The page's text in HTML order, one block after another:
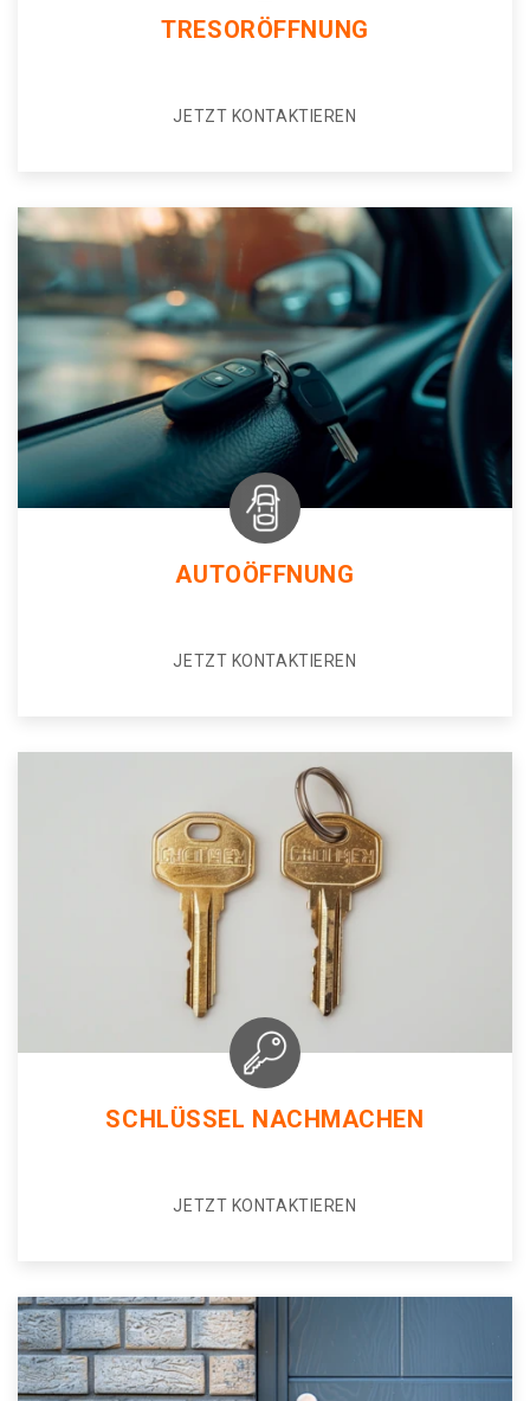
TRESORÖFFNUNG
JETZT KONTAKTIEREN
AUTOÖFFNUNG
JETZT KONTAKTIEREN
SCHLÜSSEL NACHMACHEN
JETZT KONTAKTIEREN